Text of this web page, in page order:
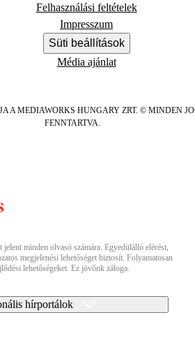
Felhasználási feltételek
Impresszum
Süti beállítások
Média ajánlat
A MEDIAWORKS HUNGARY ZRT. © MINDEN
FENNTARTVA.
minden olvasó számára. Egyedülálló elérést,
megjelenési lehetőséget biztosít. Folyamatosan
lehetőségeket. Ez jövőnk záloga.
hírportálok